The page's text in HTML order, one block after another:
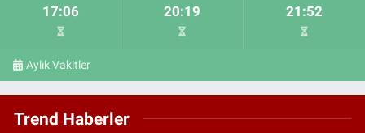
17:06 20:19 21:52
Aylık Vakitler
Trend Haberler